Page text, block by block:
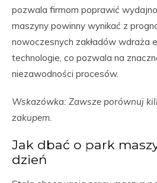
pozwala firmom poprawić
maszyny powinny wynikać z
nowoczesnych zakładów wdraża
technologie, co pozwala na
niezawodności procesów.
Wskazówka: Zawsze porównuj
zakupem.
Jak dbać o park
dzień